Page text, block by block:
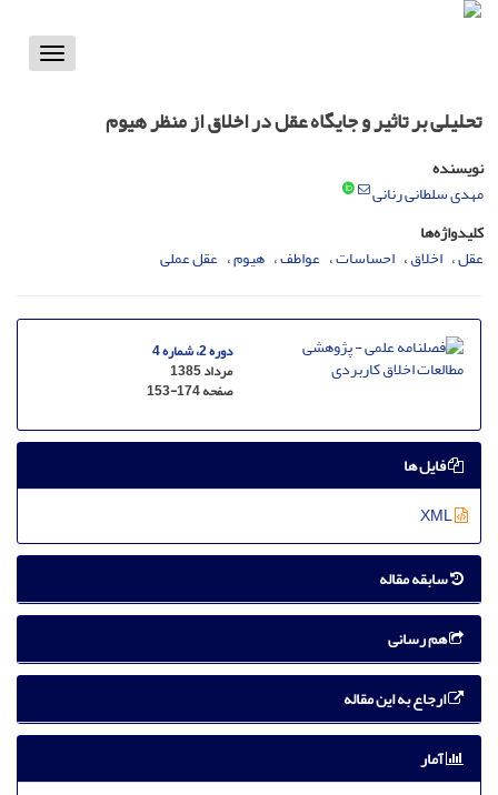
Toggle
تحلیلی بر تاثیر و جایگاه عقل در اخلاق از منظر هیوم
نویسنده
مهدی سلطانی رنانی
کلیدواژه‌ها
عقل اخلاق احساسات عواطف هیوم عقل عملی
دوره 2، شماره 4
مرداد 1385
صفحه153-174
فایل ها
سابقه مقاله
هم رسانی
ارجاع به این مقاله
آمار